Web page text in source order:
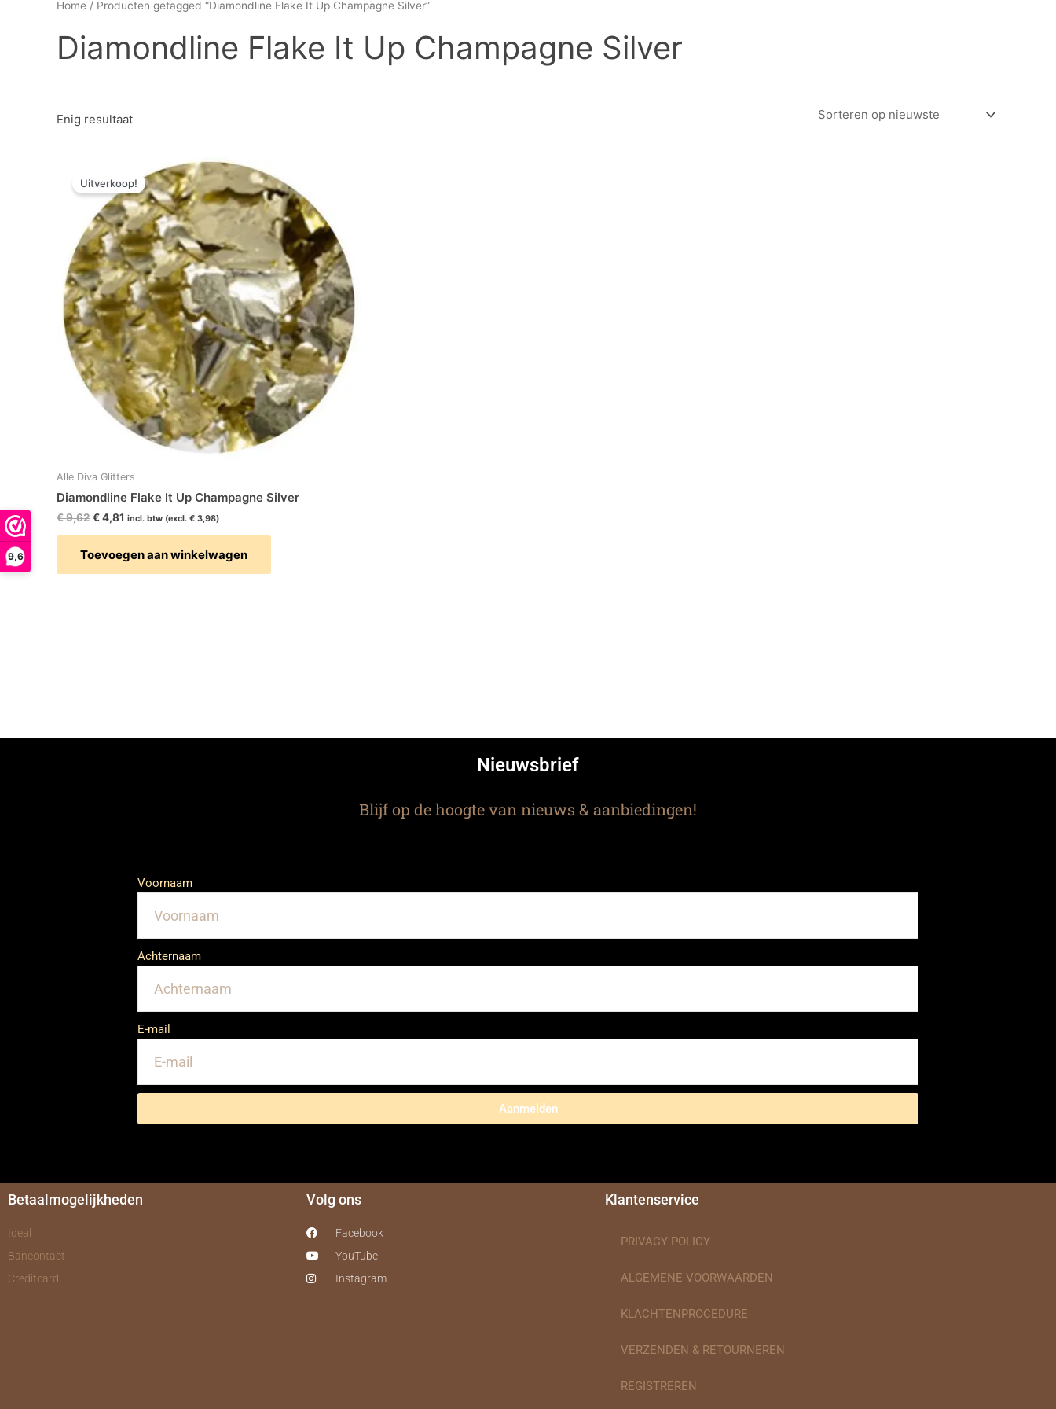
9,6
Home / Producten getagged “Diamondline Flake It Up Champagne Silver”
Diamondline Flake It Up Champagne Silver
Enig resultaat
Uitverkoop!
Alle Diva Glitters
Diamondline Flake It Up Champagne Silver
€9,62
Oorspronkelijke
prijs
was:
€ 9,62.
€4,81
prijs
is:
€ 4,81.
incl. btw (excl. € 3,98)
Toevoegen aan winkelwagen
Nieuwsbrief
Blijf op de hoogte van nieuws & aanbiedingen!
Voornaam
Achternaam
E-mail
Aanmelden
Betaalmogelijkheden
Ideal
Bancontact
Creditcard
Volg ons
Facebook
YouTube
Instagram
Klantenservice
PRIVACY POLICY
ALGEMENE VOORWAARDEN
KLACHTENPROCEDURE
VERZENDEN & RETOURNEREN
REGISTREREN